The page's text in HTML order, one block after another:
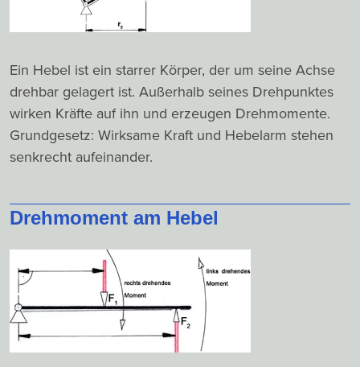
Ein Hebel ist ein starrer Körper, der um seine Achse
drehbar gelagert ist. Außerhalb seines Drehpunktes
wirken Kräfte auf ihn und erzeugen Drehmomente.
Grundgesetz: Wirksame Kraft und Hebelarm stehen
senkrecht aufeinander.
Drehmoment am Hebel